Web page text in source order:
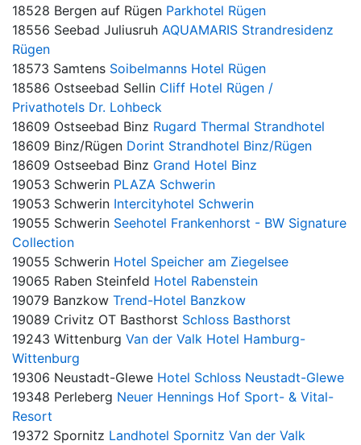
18528 Bergen auf Rügen Parkhotel Rügen
18556 Seebad Juliusruh AQUAMARIS Strandresidenz
Rügen
18573 Samtens Soibelmanns Hotel Rügen
18586 Ostseebad Sellin Cliff Hotel Rügen /
Privathotels Dr. Lohbeck
18609 Ostseebad Binz Rugard Thermal Strandhotel
18609 Binz/Rügen Dorint Strandhotel Binz/Rügen
18609 Ostseebad Binz Grand Hotel Binz
19053 Schwerin PLAZA Schwerin
19053 Schwerin Intercityhotel Schwerin
19055 Schwerin Seehotel Frankenhorst - BW Signature
Collection
19055 Schwerin Hotel Speicher am Ziegelsee
19065 Raben Steinfeld Hotel Rabenstein
19079 Banzkow Trend-Hotel Banzkow
19089 Crivitz OT Basthorst Schloss Basthorst
19243 Wittenburg Van der Valk Hotel Hamburg-
Wittenburg
19306 Neustadt-Glewe Hotel Schloss Neustadt-Glewe
19348 Perleberg Neuer Hennings Hof Sport- & Vital-
Resort
19372 Spornitz Landhotel Spornitz Van der Valk